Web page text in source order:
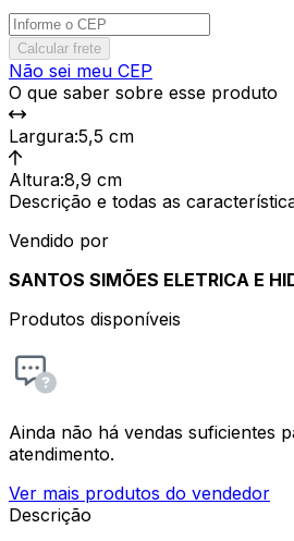
Calcular frete
Não sei meu CEP
O que saber sobre esse produto
Largura:5,5 cm
Altura:8,9 cm
Descrição e todas as
Vendido por
SANTOS SIMÕES ELETRICA E
Produtos disponíveis
Ainda não há vendas suficientes
atendimento.
Ver mais produtos do vendedor
Descrição